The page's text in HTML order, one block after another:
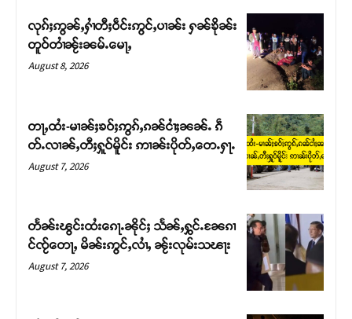
Support SHAN
တႃႇႁႂ်ႈသဵင်ၵၢင်ၸႂ်ၵူၼ်းမိူင်း ၵူႈတီႈၵူႈလႅၼ်ပေႃးတေၸွ
တ်ႇ တူဝ်ႈလုမ်ႈၾႃႉၼၼ်ႉ ၶဝ်ႈႁူမ်ႈၵမ်ႉထႅမ် ၸုမ်းၶၢ
လုၵ်ႈဢွၼ်ႇႁၢႆတီႈဝဵင်းဢွင်ႇပၢၼ်း ႁၼ်ၶိုၼ်း
တူဝ်တၢႆၼႂ်းၼမ်ႉမေႃႇ
August 8, 2026
တႃႇထႆး-မၢၼ်ႈၶဝ်ႈဢွၵ်ႇၵၼ်ငၢႆႈၼၼ်ႉ ၵဵ
တ်ႉလၢၼ်ႇတီႈႁူဝ်မိူင်း ဢၢၼ်းပိုတ်ႇတေႉႁႃႉ
August 7, 2026
တႅၼ်းၽွင်းထႆးၵေႃႉၼိုင်ႈ သႅၼ်ႇႁွင်ႉၼႄၵၢ
င်ၸႂ်တေႃႇ မိၼ်းဢွင်ႇလၢႆႇ ၼႂ်းလုမ်းသၽႃး
August 7, 2026